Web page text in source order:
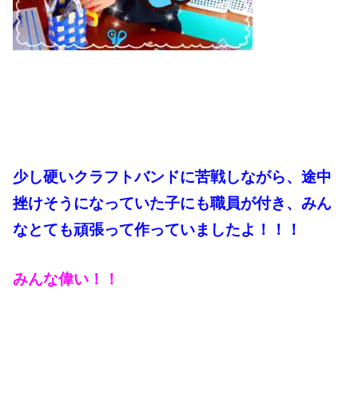
少し硬いクラフトバンドに苦戦しながら、途中
挫けそうになっていた子にも職員が付き、みん
なとても頑張って作っていましたよ！！！
みんな偉い！！